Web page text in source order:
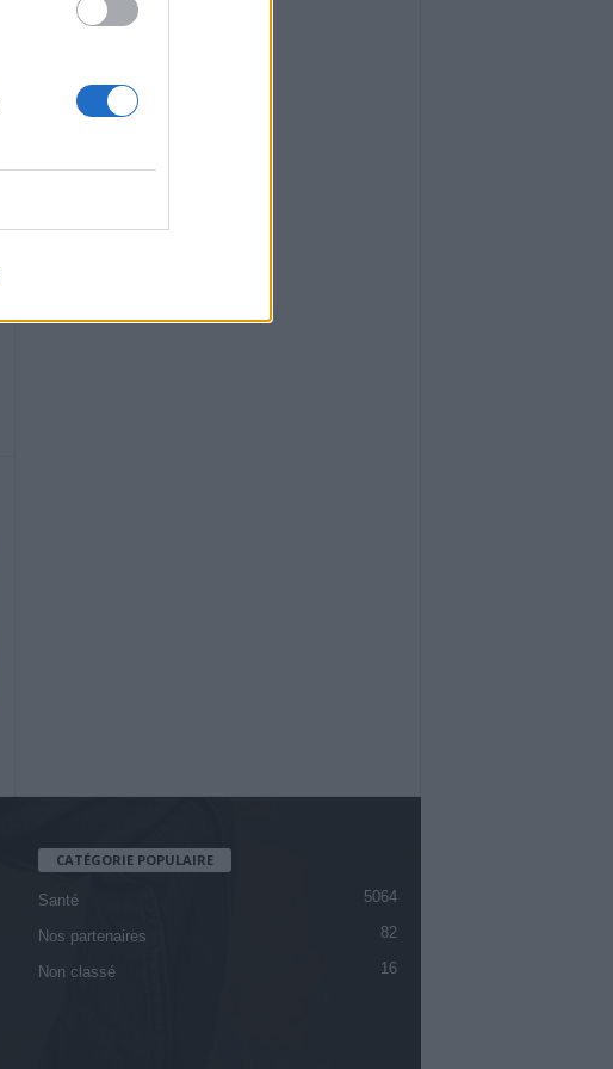
CATÉGORIE POPULAIRE
Santé 5064
Nos partenaires 82
Non classé 16